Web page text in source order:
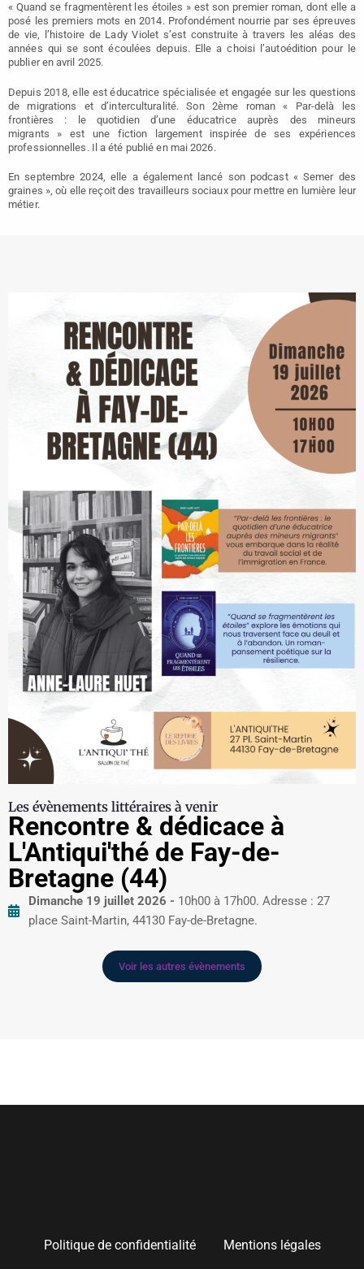
« Quand se fragmentèrent les étoiles » est son premier roman, dont elle a
posé les premiers mots en 2014. Profondément nourrie par ses épreuves
de vie, l’histoire de Lady Violet s’est construite à travers les aléas des
années qui se sont écoulées depuis. Elle a choisi l’autoédition pour le
publier en avril 2025.
Depuis 2018, elle est éducatrice spécialisée et engagée sur les questions
de migrations et d’interculturalité. Son 2ème roman « Par-delà les
frontières : le quotidien d’une éducatrice auprès des mineurs
migrants » est une fiction largement inspirée de ses expériences
professionnelles. Il a été publié en mai 2026.
En septembre 2024, elle a également lancé son podcast «Semer des
graines », où elle reçoit des travailleurs sociaux pour mettre en lumière leur
métier.
Les évènements littéraires à venir
Rencontre & dédicace à
L'Antiqui'thé de Fay-de-
Bretagne (44)
Dimanche 19 juillet 2026 - 10h00 à 17h00. Adresse : 27
place Saint-Martin, 44130 Fay-de-Bretagne.
Voir les autres évènements
Politique de confidentialité Mentions légales